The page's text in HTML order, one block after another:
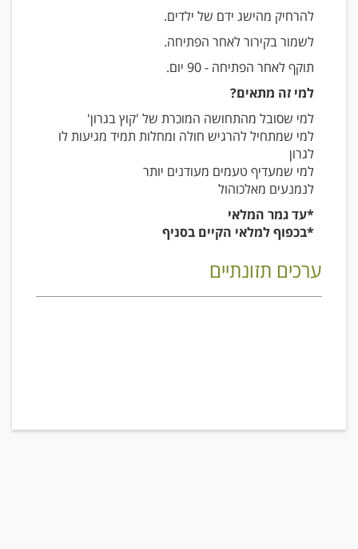
להרחיק מהישג ידם של ילדים.
לשמור בקירור לאחר הפתיחה.
תוקף לאחר הפתיחה - 90 יום.
למי זה מתאים?
למי שסובל מהתחושה המוכרת של 'קוץ בגרון'
למי שמתחיל להרגיש חולה ומחלות תמיד מגיעות לו
לגרון
למי שמעדיף טעמים מעודנים יותר
לנמנעים מאלכוהול
*עד גמר המלאי
*בכפוף למלאי הקיים בסניף
ערכים תזונתיים